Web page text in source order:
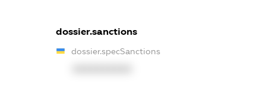
dossier.sanctions
dossier.specSanctions